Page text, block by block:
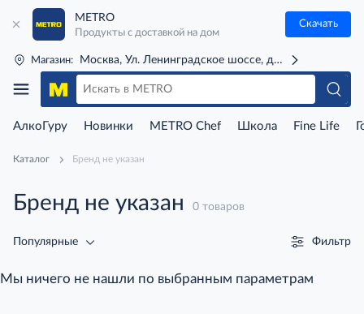
METRO
Продукты с доставкой на дом
Скачать
Магазин: Москва, Ул. Ленинградское шоссе, д. 71Г (м. Речной
АлкоГуру Новинки METRO Chef Школа Fine Life
Каталог Бренд не указан
Бренд не указан 0 товаров
Популярные Фильтр
Мы ничего не нашли по выбранным параметрам